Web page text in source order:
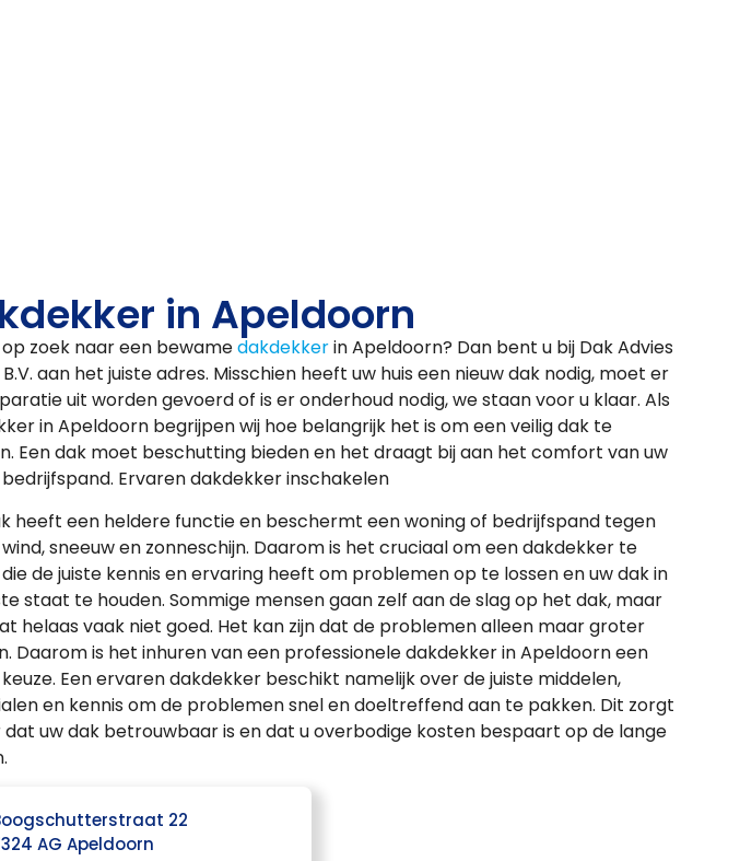
in Apeldoorn
zoek naar een bewamedakdekkerin Apeldoorn? Dan bent u bij Dak Advies
aan het juiste adres. Misschien heeft uw huis een nieuw dak nodig, moet er
uit worden gevoerd of is er onderhoud nodig, we staan voor u klaar. Als
in Apeldoorn begrijpen wij hoe belangrijk het is om een veilig dak te
Een dak moet beschutting bieden en het draagt bij aan het comfort van uw
bedrijfspand. Ervaren dakdekker inschakelen
heeft een heldere functie en beschermt een woning of bedrijfspand tegen
sneeuw en zonneschijn. Daarom is het cruciaal om een dakdekker te
de juiste kennis en ervaring heeft om problemen op te lossen en uw dak in
staat te houden. Sommige mensen gaan zelf aan de slag op het dak, maar
helaas vaak niet goed. Het kan zijn dat de problemen alleen maar groter
Daarom is het inhuren van een professionele dakdekker in Apeldoorn een
Een ervaren dakdekker beschikt namelijk over de juiste middelen,
en kennis om de problemen snel en doeltreffend aan te pakken. Dit zorgt
uw dak betrouwbaar is en dat u overbodige kosten bespaart op de lange
22
AG Apeldoorn